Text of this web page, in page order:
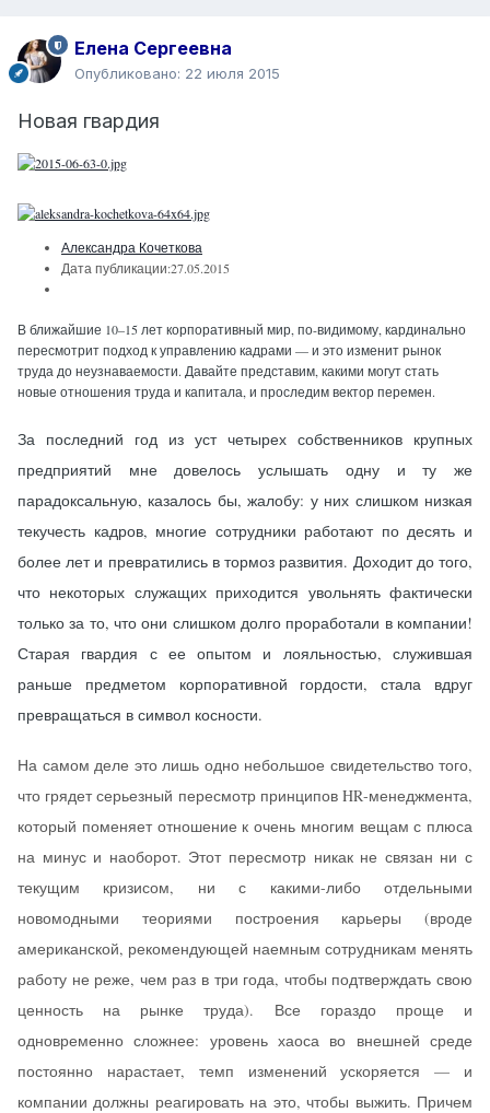
Елена Сергеевна
Опубликовано: 22 июля 2015
Новая гвардия
Александра Кочеткова
Дата публикации:27.05.2015
В ближайшие 10–15 лет корпоративный мир, по-видимому, кардинально
пересмотрит подход к управлению кадрами — и это изменит рынок
труда до неузнаваемости. Давайте представим, какими могут стать
новые отношения труда и капитала, и проследим вектор перемен.
За последний год из уст четырех собственников крупных
предприятий мне довелось услышать одну и ту же
парадоксальную, казалось бы, жалобу: у них слишком низкая
текучесть кадров, многие сотрудники работают по десять и
более лет и превратились в тормоз развития. Доходит до того,
что некоторых служащих приходится увольнять фактически
только за то, что они слишком долго проработали в компании!
Старая гвардия с ее опытом и лояльностью, служившая
раньше предметом корпоративной гордости, стала вдруг
превращаться в символ косности.
На самом деле это лишь одно небольшое свидетельство того,
что грядет серьезный пересмотр принципов HR‑менеджмента,
который поменяет отношение к очень многим вещам с плюса
на минус и наоборот. Этот пересмотр никак не связан ни с
текущим кризисом, ни с какими-либо отдельными
новомодными теориями построения карьеры (вроде
американской, рекомендующей наемным сотрудникам менять
работу не реже, чем раз в три года, чтобы подтверждать свою
ценность на рынке труда). Все гораздо проще и
одновременно сложнее: уровень хаоса во внешней среде
постоянно нарастает, темп изменений ускоряется — и
компании должны реагировать на это, чтобы выжить. Причем